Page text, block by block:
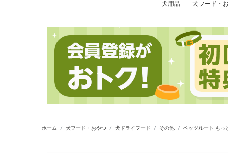
犬用品 犬フード・
ホーム 犬フード・おやつ 犬ドライフード その他 ペッツルート もっ